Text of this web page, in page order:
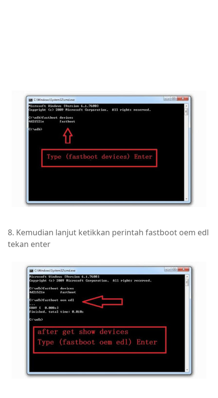
8. Kemudian lanjut ketikkan perintah fastboot oem edl
tekan enter